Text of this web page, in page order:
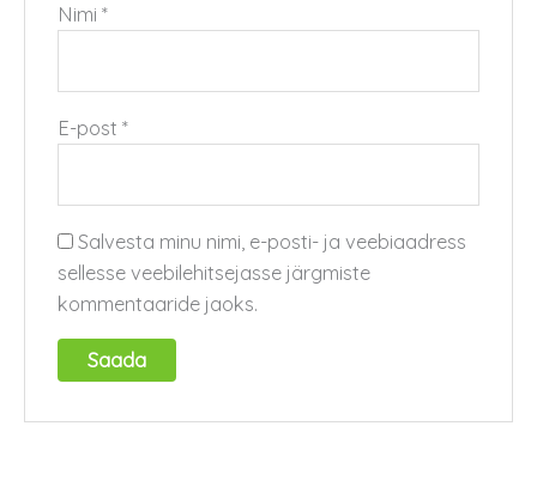
Nimi*
E-post*
Salvesta minu nimi, e-posti- ja veebiaadress
sellesse veebilehitsejasse järgmiste
kommentaaride jaoks.